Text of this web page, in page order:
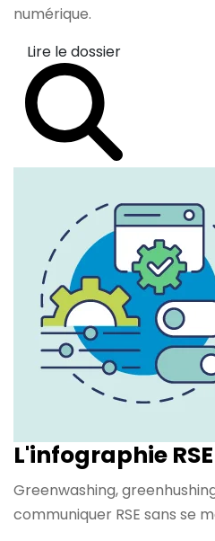
numérique.
Lire le dossier
L'infographie
Greenwashing,
communiquer RSE sans se